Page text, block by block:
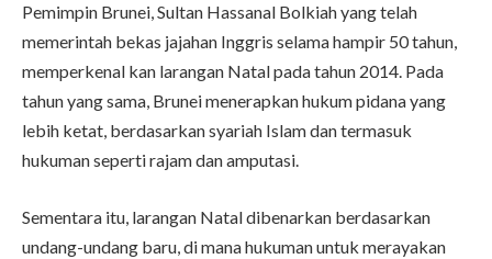
Pemimpin Brunei, Sultan Hassanal Bolkiah yang telah
memerintah bekas jajahan Inggris selama hampir 50 tahun,
memperkenal kan larangan Natal pada tahun 2014. Pada
tahun yang sama, Brunei menerapkan hukum pidana yang
lebih ketat, berdasarkan syariah Islam dan termasuk
hukuman seperti rajam dan amputasi.
Sementara itu, larangan Natal dibenarkan berdasarkan
undang-undang baru, di mana hukuman untuk merayakan